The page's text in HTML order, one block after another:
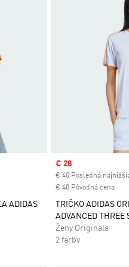
ADIDAS
Sale price
€ 28
€ 40 Posledná
€ 40 Pôvodná cena
TRIČKO ADIDAS
ADVANCED THREE
Ženy Originals
2 farby